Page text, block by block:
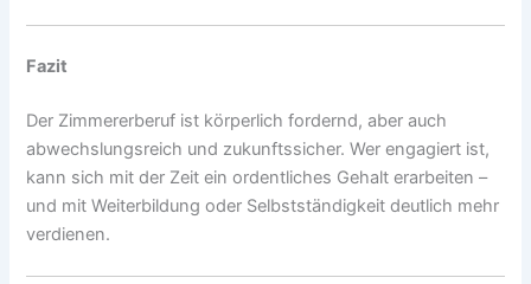
Fazit
Der Zimmererberuf ist körperlich fordernd, aber auch
abwechslungsreich und zukunftssicher. Wer engagiert ist,
kann sich mit der Zeit ein ordentliches Gehalt erarbeiten –
und mit Weiterbildung oder Selbstständigkeit deutlich mehr
verdienen.